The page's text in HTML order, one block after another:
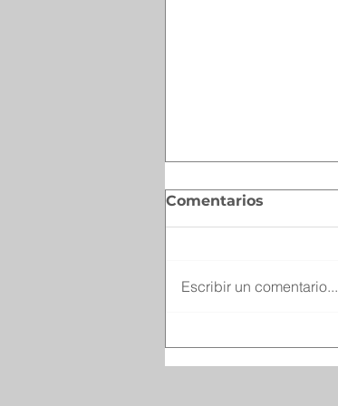
Comentarios
Escribir un comentario...